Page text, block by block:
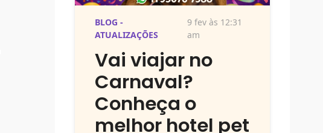
BLOG -
ATUALIZAÇÕES
9 fev às 12:31
am
Vai viajar no
Carnaval?
Conheça o
melhor hotel pet